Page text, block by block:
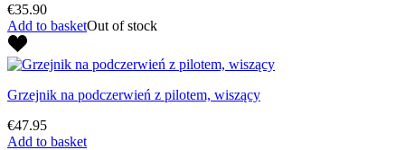
€35.90
Add to basketOut of stock
Grzejnik na podczerwień z pilotem, wiszący
€47.95
Add to basket